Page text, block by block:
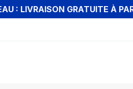
: LIVRAISON GRATUITE À